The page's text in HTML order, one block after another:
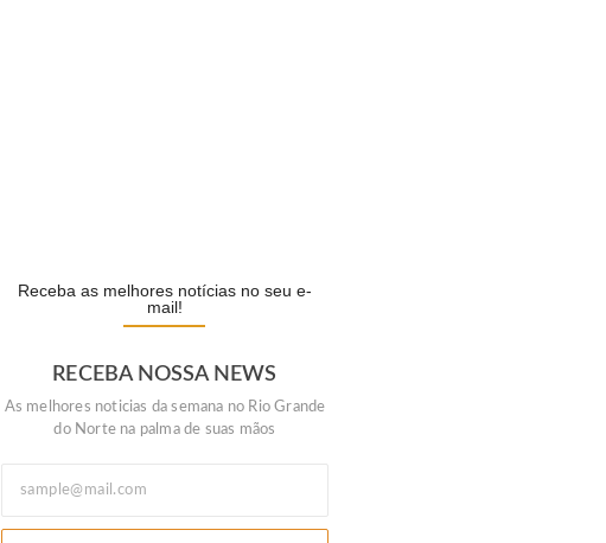
Receba as melhores notícias no seu e-
mail!
RECEBA NOSSA NEWS
As melhores noticias da semana no Rio Grande
do Norte na palma de suas mãos